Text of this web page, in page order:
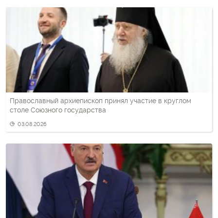
Православный архиепископ принял участие в круглом
столе Союзного государства
03.08.2026